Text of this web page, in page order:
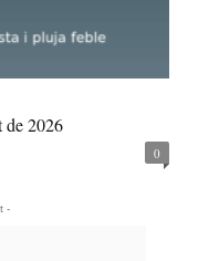
de 2026
0
-